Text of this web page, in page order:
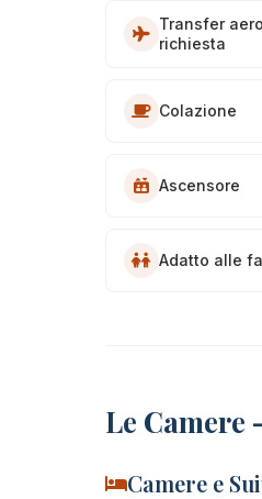
Transfer
richiesta
Colazione
Ascensore
Adatto alle
Le
Camere e